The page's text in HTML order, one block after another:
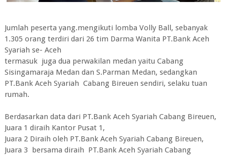
Jumlah peserta yang.mengikuti lomba Volly Ball, sebanyak
1.305 orang terdiri dari 26 tim Darma Wanita PT.Bank Aceh
Syariah se- Aceh
termasuk juga dua perwakilan medan yaitu Cabang
Sisingamaraja Medan dan S.Parman Medan, sedangkan
PT.Bank Aceh Syariah Cabang Bireuen sendiri, selaku tuan
rumah.
Berdasarkan data dari PT.Bank Aceh Syariah Cabang Bireuen,
Juara 1 diraih Kantor Pusat 1,
Juara 2 Diraih oleh PT.Bank Aceh Syariah Cabang Bireuen,
Juara 3 bersama diraih PT.Bank Aceh Syariah Cabang